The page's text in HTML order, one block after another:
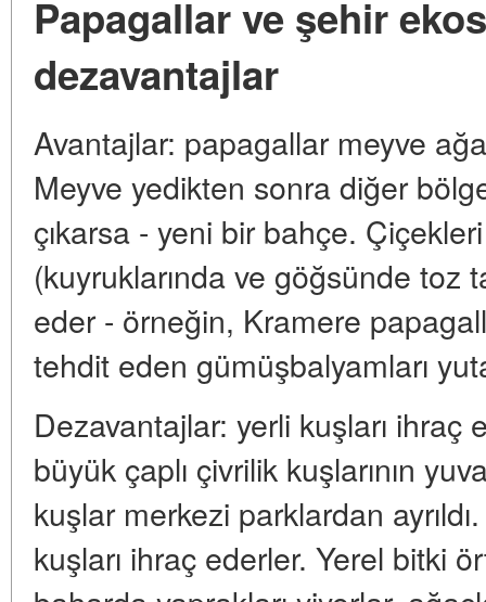
Papagallar ve şehir
dezavantajlar
Avantajlar: papagallar meyve
Meyve yedikten sonra diğer
çıkarsa - yeni bir bahçe.
(kuyruklarında ve göğsünde toz
eder - örneğin, Kramere
tehdit eden gümüşbalyamları
Dezavantajlar: yerli kuşları
büyük çaplı çivrilik kuşlarının
kuşlar merkezi parklardan
kuşları ihraç ederler. Yerel bitki